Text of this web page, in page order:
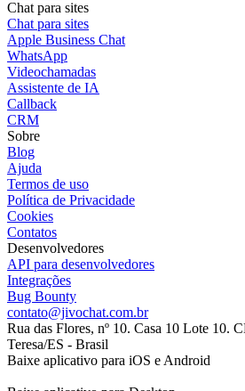
Chat para sites
Chat para sites
Apple Business Chat
WhatsApp
Videochamadas
Assistente de IA
Callback
CRM
Sobre
Blog
Ajuda
Termos de uso
Política de Privacidade
Cookies
Contatos
Desenvolvedores
API para desenvolvedores
Integrações
Bug Bounty
contato@jivochat.com.br
Rua das Flores, nº 10. Casa 10 Lote 10.
Teresa/ES - Brasil
Baixe aplicativo para iOS e Android